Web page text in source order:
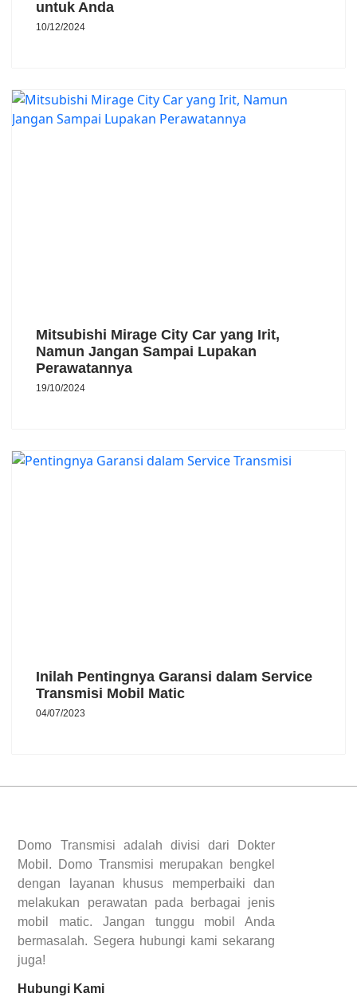
untuk Anda
10/12/2024
Mitsubishi Mirage City Car yang Irit,
Namun Jangan Sampai Lupakan
Perawatannya
19/10/2024
Inilah Pentingnya Garansi dalam Service
Transmisi Mobil Matic
04/07/2023
Domo Transmisi adalah divisi dari Dokter
Mobil. Domo Transmisi merupakan bengkel
dengan layanan khusus memperbaiki dan
melakukan perawatan pada berbagai jenis
mobil matic. Jangan tunggu mobil Anda
bermasalah. Segera hubungi kami sekarang
juga!
Hubungi Kami